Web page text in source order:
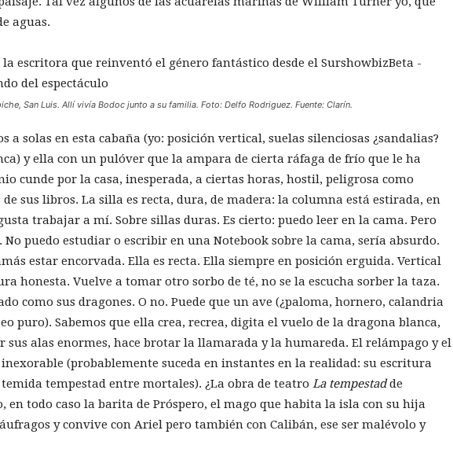
aguas.
San Luis. Allí vivía Bodoc junto a su familia. Foto: Delfo Rodriguez. Fuente: Clarín.
solas en esta cabaña (yo: posición vertical, suelas silenciosas ¿sandalias?
y ella con un pulóver que la ampara de cierta ráfaga de frío que le ha
cunde por la casa, inesperada, a ciertas horas, hostil, peligrosa como
sus libros. La silla es recta, dura, de madera: la columna está estirada, en
trabajar a mí. Sobre sillas duras. Es cierto: puedo leer en la cama. Pero
puedo estudiar o escribir en una Notebook sobre la cama, sería absurdo.
estar encorvada. Ella es recta. Ella siempre en posición erguida. Vertical
honesta. Vuelve a tomar otro sorbo de té, no se la escucha sorber la taza.
como sus dragones. O no. Puede que un ave (¿paloma, hornero, calandria
puro). Sabemos que ella crea, recrea, digita el vuelo de la dragona blanca,
sus alas enormes, hace brotar la llamarada y la humareda. El relámpago y el
(probablemente suceda en instantes en la realidad: su escritura
tempestad entre mortales). ¿La obra de teatro La tempestadde
en todo caso la barita de Próspero, el mago que habita la isla con su hija
y convive con Ariel pero también con Calibán, ese ser malévolo y